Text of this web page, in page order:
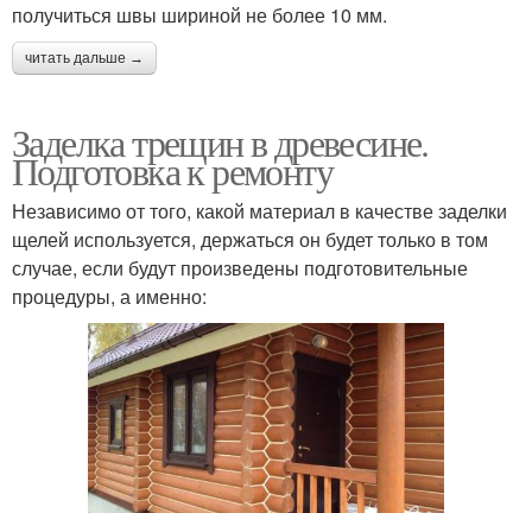
получиться швы шириной не более 10 мм.
читать дальше →
Заделка трещин в древесине.
Подготовка к ремонту
Независимо от того, какой материал в качестве заделки
щелей используется, держаться он будет только в том
случае, если будут произведены подготовительные
процедуры, а именно: